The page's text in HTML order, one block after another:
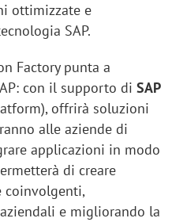
ottimizzate e
SAP.
Factory punta a
con il supporto di SAP
offrirà soluzioni
alle aziende di
applicazioni in modo
di creare
coinvolgenti,
e migliorando la